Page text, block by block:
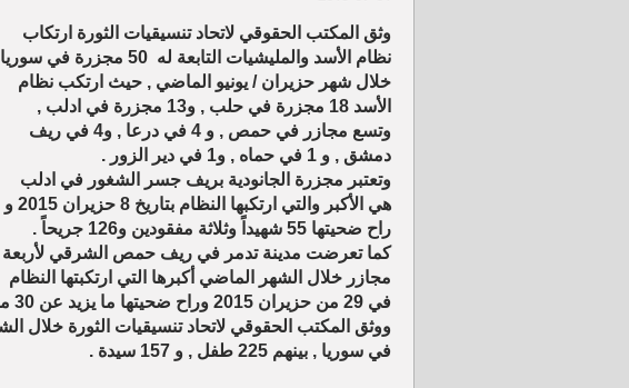
وثق المكتب الحقوقي لاتحاد تنسيقيات الثورة ارتكاب
نظام الأسد والمليشيات التابعة له 50 مجزرة في سوريا
خلال شهر حزيران / يونيو الماضي , حيث ارتكب نظام
الأسد 18 مجزرة في حلب , و13 مجزرة في ادلب ,
وتسع مجازر في حمص , و 4 في درعا , و4 في ريف
دمشق , و 1 في حماه , و1 في دير الزور .
وتعتبر مجزرة الجانودية بريف جسر الشغور في ادلب
هي الأكبر والتي ارتكبها النظام بتاريخ 8 حزيران 2015 و
راح ضحيتها 55 شهيداً وثلاثة مفقودين و126 جريحاً .
كما تعرضت مدينة تدمر في ريف حمص الشرقي لأربعة
مجازر خلال الشهر الماضي أكبرها التي ارتكبتها النظام
في 29 من حزيران 2015 وراح ضحيتها ما يزيد عن 30 مدنياً .
في سوريا , بينهم 225 طفل , و 157 سيدة .